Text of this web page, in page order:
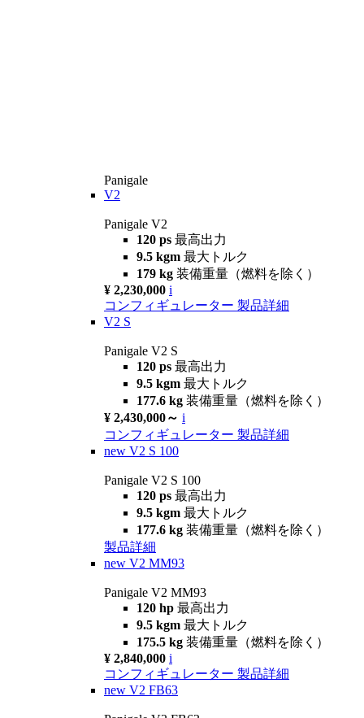
Panigale
V2
Panigale V2
120 ps 最高出力
9.5 kgm 最大トルク
179 kg 装備重量（燃料を除く）
¥ 2,230,000 i
コンフィギュレーター 製品詳細
V2 S
Panigale V2 S
120 ps 最高出力
9.5 kgm 最大トルク
177.6 kg 装備重量（燃料を除く）
¥ 2,430,000～ i
コンフィギュレーター 製品詳細
new V2 S 100
Panigale V2 S 100
120 ps 最高出力
9.5 kgm 最大トルク
177.6 kg 装備重量（燃料を除く）
製品詳細
new V2 MM93
Panigale V2 MM93
120 hp 最高出力
9.5 kgm 最大トルク
175.5 kg 装備重量（燃料を除く）
¥ 2,840,000 i
コンフィギュレーター 製品詳細
new V2 FB63